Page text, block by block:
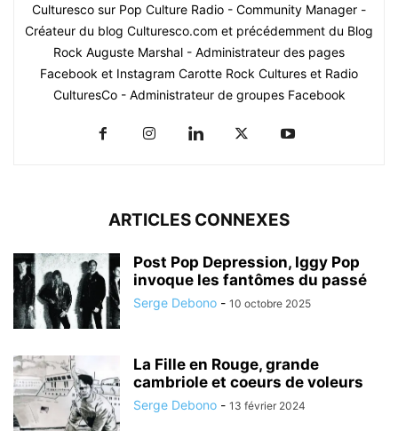
Culturesco sur Pop Culture Radio - Community Manager -
Créateur du blog Culturesco.com et précédemment du Blog
Rock Auguste Marshal - Administrateur des pages
Facebook et Instagram Carotte Rock Cultures et Radio
CulturesCo - Administrateur de groupes Facebook
ARTICLES CONNEXES
Post Pop Depression, Iggy Pop
invoque les fantômes du passé
Serge Debono - 10 octobre 2025
La Fille en Rouge, grande
cambriole et coeurs de voleurs
Serge Debono - 13 février 2024